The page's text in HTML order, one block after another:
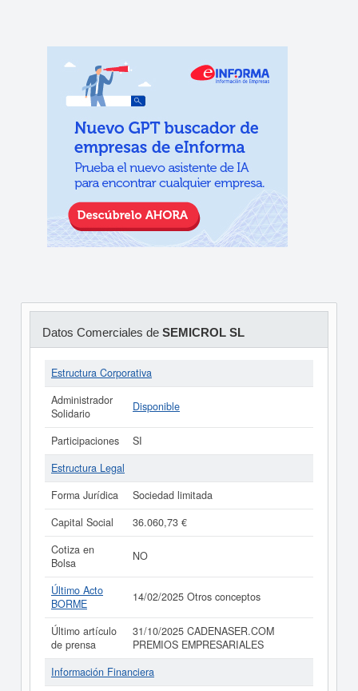
Datos Comerciales de SEMICROL SL
Estructura Corporativa
Administrador
Solidario
Disponible
Participaciones
SI
Estructura Legal
Forma Jurídica
Sociedad limitada
Capital Social
36.060,73 €
Cotiza en
Bolsa
NO
Último Acto
BORME
14/02/2025 Otros conceptos
Último artículo
de prensa
31/10/2025 CADENASER.COM
PREMIOS EMPRESARIALES
Información Financiera